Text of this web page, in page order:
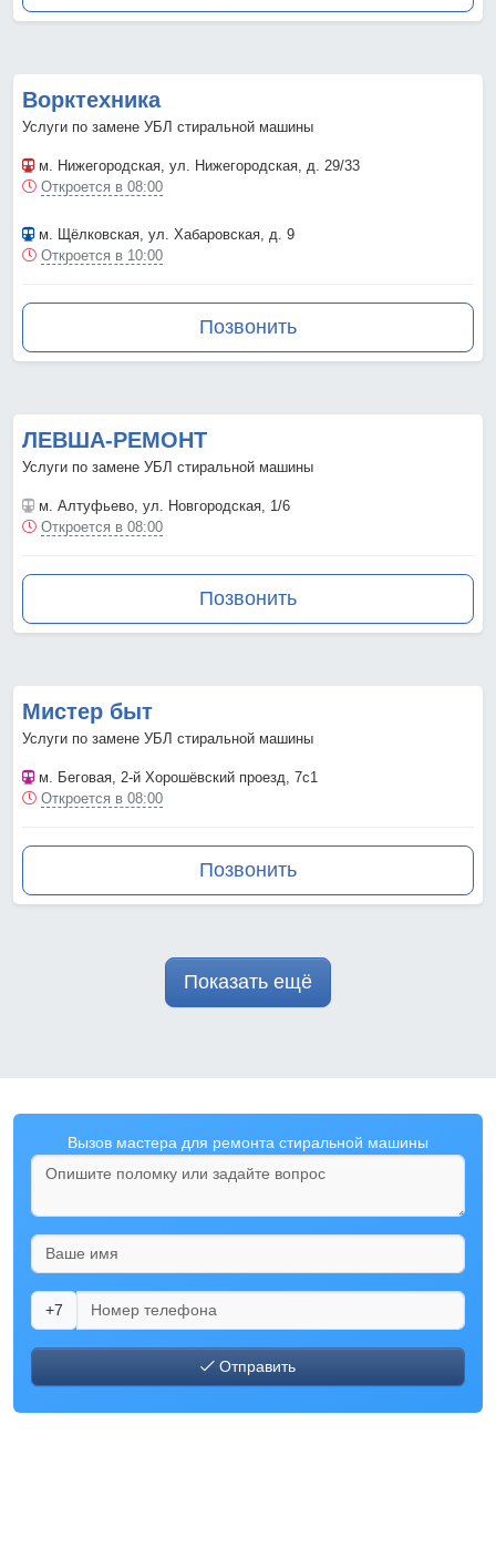
Ворктехника
Услуги по замене УБЛ стиральной машины
м. Нижегородская, ул. Нижегородская, д. 29/33
Откроется в 08:00
м. Щёлковская, ул. Хабаровская, д. 9
Откроется в 10:00
Позвонить
ЛЕВША-РЕМОНТ
Услуги по замене УБЛ стиральной машины
м. Алтуфьево, ул. Новгородская, 1/6
Откроется в 08:00
Позвонить
Мистер быт
Услуги по замене УБЛ стиральной машины
м. Беговая, 2-й Хорошёвский проезд, 7с1
Откроется в 08:00
Позвонить
Показать ещё
Вызов мастера для ремонта стиральной машины
+7
Отправить